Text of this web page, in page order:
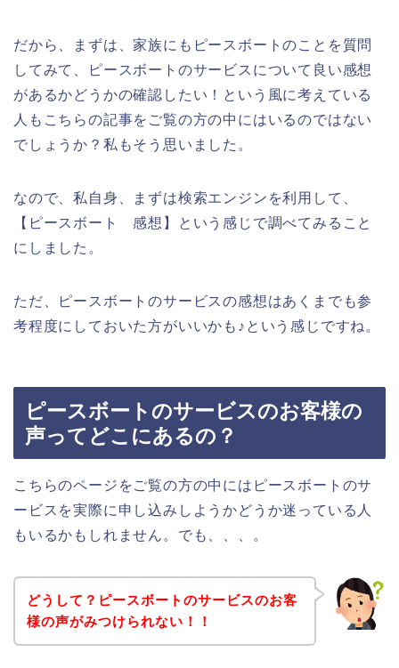
だから、まずは、家族にもピースボートのことを質問
してみて、ピースボートのサービスについて良い感想
があるかどうかの確認したい！という風に考えている
人もこちらの記事をご覧の方の中にはいるのではない
でしょうか？私もそう思いました。
なので、私自身、まずは検索エンジンを利用して、
【ピースボート 感想】という感じで調べてみること
にしました。
ただ、ピースボートのサービスの感想はあくまでも参
考程度にしておいた方がいいかも♪という感じですね。
ピースボートのサービスのお客様の
声ってどこにあるの？
こちらのページをご覧の方の中にはピースボートのサ
ービスを実際に申し込みしようかどうか迷っている人
もいるかもしれません。でも、、、。
どうして？ピースボートのサービスのお客
様の声がみつけられない！！